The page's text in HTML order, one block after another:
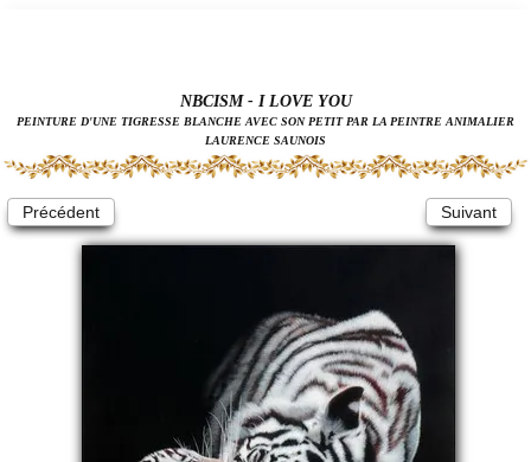
NBCISM - I LOVE YOU
PEINTURE D'UNE TIGRESSE BLANCHE AVEC SON PETIT PAR LA PEINTRE ANIMALIER
LAURENCE SAUNOIS
Précédent Suivant